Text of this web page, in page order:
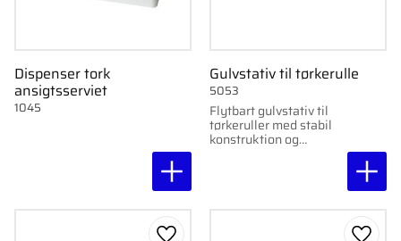
Dispenser tork
ansigtsserviet
1045
Gulvstativ til tørkerulle
Flytbart gulvstativ til
tørkeruller med stabil
konstruktion og
ergonomisk design.
5053